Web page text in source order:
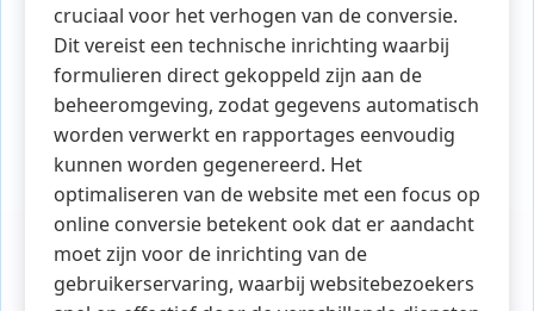
cruciaal voor het verhogen van de conversie.
Dit vereist een technische inrichting waarbij
formulieren direct gekoppeld zijn aan de
beheeromgeving, zodat gegevens automatisch
worden verwerkt en rapportages eenvoudig
kunnen worden gegenereerd. Het
optimaliseren van de website met een focus op
online conversie betekent ook dat er aandacht
moet zijn voor de inrichting van de
gebruikerservaring, waarbij websitebezoekers